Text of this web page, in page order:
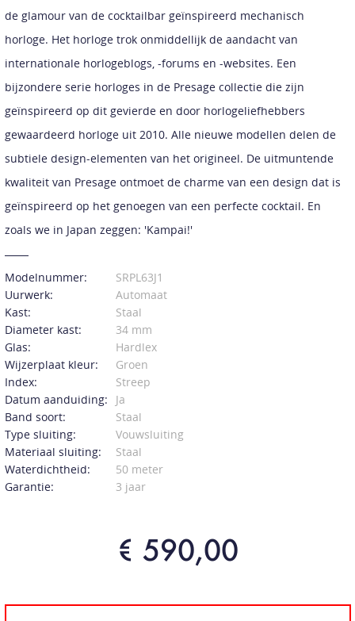
de glamour van de cocktailbar geïnspireerd mechanisch
horloge. Het horloge trok onmiddellijk de aandacht van
internationale horlogeblogs, -forums en -websites. Een
bijzondere serie horloges in de Presage collectie die zijn
geïnspireerd op dit gevierde en door horlogeliefhebbers
gewaardeerd horloge uit 2010. Alle nieuwe modellen delen de
subtiele design-elementen van het origineel. De uitmuntende
kwaliteit van Presage ontmoet de charme van een design dat is
geïnspireerd op het genoegen van een perfecte cocktail. En
zoals we in Japan zeggen: 'Kampai!'
Modelnummer:
SRPL63J1
Uurwerk:
Automaat
Kast:
Staal
Diameter kast:
34 mm
Glas:
Hardlex
Wijzerplaat kleur:
Groen
Index:
Streep
Datum aanduiding:
Ja
Band soort:
Staal
Type sluiting:
Vouwsluiting
Materiaal sluiting:
Staal
Waterdichtheid:
50 meter
Garantie:
3 jaar
€ 590,00